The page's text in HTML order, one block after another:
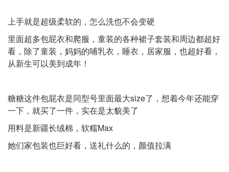
上手就是超级柔软的，怎么洗也不会变硬
里面超多包屁衣和爬服，童装的各种裙子套装和周边都超好
看，除了童装，妈妈的哺乳衣，睡衣，居家服，也超好看，
从新生可以美到成年！
糖糖这件包屁衣是同型号里面最大size了，想着今年还能穿
一下，就买了一件，实在是太貌美了
用料是新疆长绒棉，软糯Max
她们家包装也巨好看，送礼什么的，颜值拉满